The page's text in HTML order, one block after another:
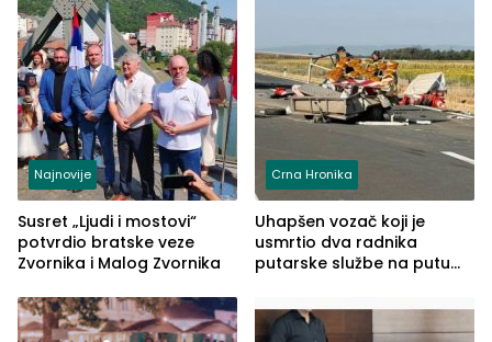
Najnovije
Susret „Ljudi i mostovi“
potvrdio bratske veze
Zvornika i Malog Zvornika
Crna Hronika
Uhapšen vozač koji je
usmrtio dva radnika
putarske službe na putu
(FOTO)